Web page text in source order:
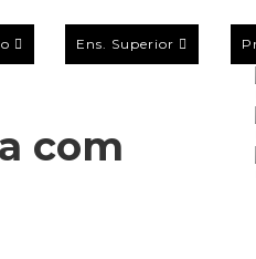
Ens. Superior
com